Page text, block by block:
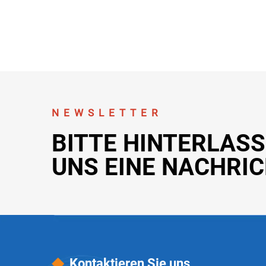
NEWSLETTER
BITTE
UNS EINE